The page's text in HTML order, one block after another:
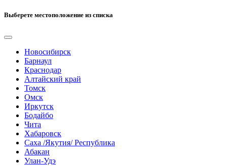
Выберете местоположение из списка
Новосибирск
Барнаул
Краснодар
Алтайский край
Томск
Омск
Иркутск
Бодайбо
Чита
Хабаровск
Саха /Якутия/ Республика
Абакан
Улан-Удэ